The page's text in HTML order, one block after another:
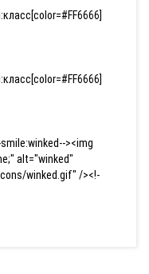
класс[color=#FF6666]
класс[color=#FF6666]
smile:winked--><img
alt="winked"
winked.gif" /><!-